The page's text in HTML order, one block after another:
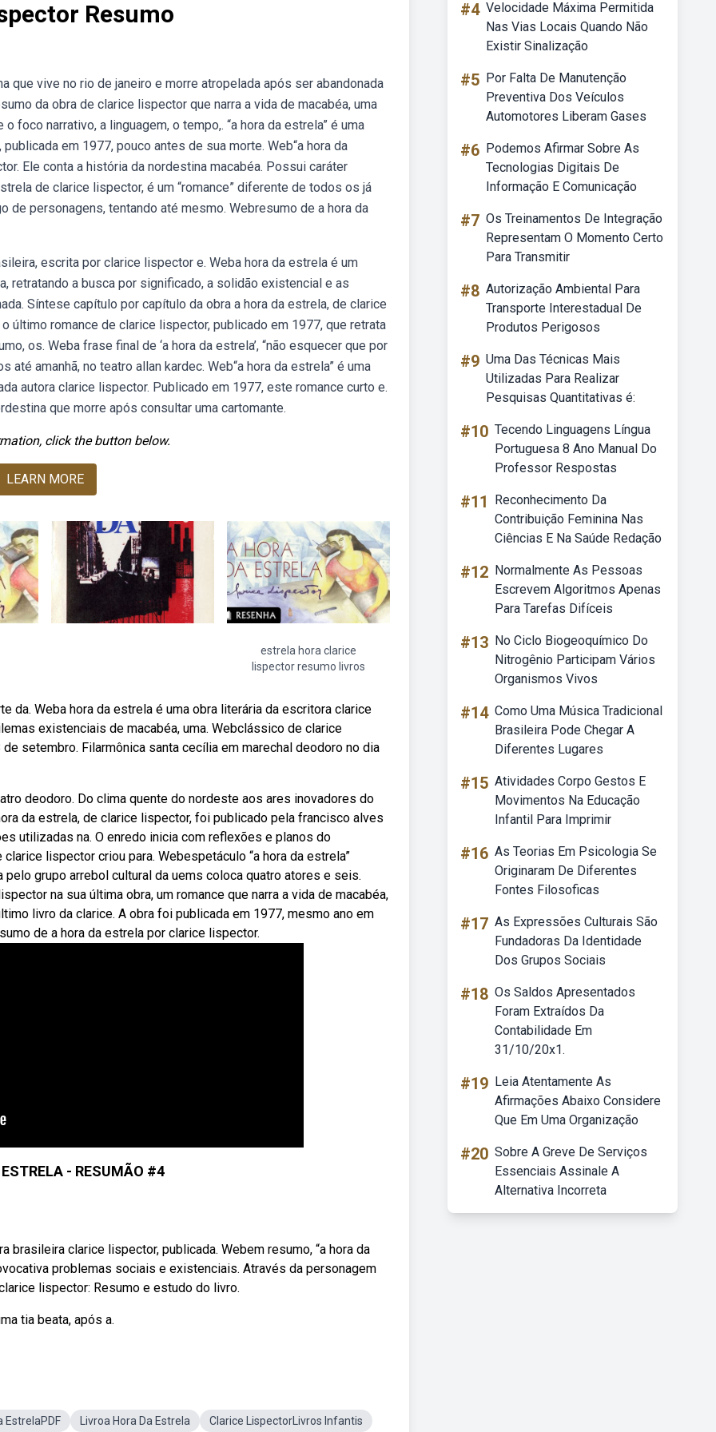
Resumo
que vive no rio de janeiro e morre atropelada após ser abandonada
da obra de clarice lispector que narra a vida de macabéa, uma
foco narrativo, a linguagem, o tempo,. “a hora da estrela” é uma
em 1977, pouco antes de sua morte. Web“a hora da
Ele conta a história da nordestina macabéa. Possui caráter
de clarice lispector, é um “romance” diferente de todos os já
personagens, tentando até mesmo. Webresumo de a hora da
escrita por clarice lispector e. Weba hora da estrela é um
retratando a busca por significado, a solidão existencial e as
Síntese capítulo por capítulo da obra a hora da estrela, de clarice
último romance de clarice lispector, publicado em 1977, que retrata
os. Weba frase final de ‘a hora da estrela’, “não esquecer que por
amanhã, no teatro allan kardec. Web“a hora da estrela” é uma
autora clarice lispector. Publicado em 1977, este romance curto e.
que morre após consultar uma cartomante.
click the button below.
LEARN MORE
estrela hora clarice
lispector resumo livros
da. Weba hora da estrela é uma obra literária da escritora clarice
existenciais de macabéa, uma. Webclássico de clarice
setembro. Filarmônica santa cecília em marechal deodoro no dia
deodoro. Do clima quente do nordeste aos ares inovadores do
da estrela, de clarice lispector, foi publicado pela francisco alves
utilizadas na. O enredo inicia com reflexões e planos do
lispector criou para. Webespetáculo “a hora da estrela”
grupo arrebol cultural da uems coloca quatro atores e seis.
na sua última obra, um romance que narra a vida de macabéa,
livro da clarice. A obra foi publicada em 1977, mesmo ano em
de a hora da estrela por clarice lispector.
- RESUMÃO #4
brasileira clarice lispector, publicada. Webem resumo, “a hora da
problemas sociais e existenciais. Através da personagem
lispector: Resumo e estudo do livro.
tia beata, após a.
EstrelaPDF Livroa Hora Da Estrela Clarice LispectorLivros Infantis
#4 Velocidade Máxima Permitida
Nas Vias Locais Quando Não
Existir Sinalização
#5 Por Falta De Manutenção
Preventiva Dos Veículos
Automotores Liberam Gases
#6 Podemos Afirmar Sobre As
Tecnologias Digitais De
Informação E Comunicação
#7 Os Treinamentos De Integração
Representam O Momento Certo
Para Transmitir
#8 Autorização Ambiental Para
Transporte Interestadual De
Produtos Perigosos
#9 Uma Das Técnicas Mais
Utilizadas Para Realizar
Pesquisas Quantitativas é:
#10 Tecendo Linguagens Língua
Portuguesa 8 Ano Manual Do
Professor Respostas
#11
Reconhecimento Da
Contribuição Feminina Nas
Ciências E Na Saúde Redação
#12 Normalmente As Pessoas
Escrevem Algoritmos Apenas
Para Tarefas Difíceis
#13 No Ciclo Biogeoquímico Do
Nitrogênio Participam Vários
Organismos Vivos
#14 Como Uma Música Tradicional
Brasileira Pode Chegar A
Diferentes Lugares
#15 Atividades Corpo Gestos E
Movimentos Na Educação
Infantil Para Imprimir
#16 As Teorias Em Psicologia Se
Originaram De Diferentes
Fontes Filosoficas
#17 As Expressões Culturais São
Fundadoras Da Identidade
Dos Grupos Sociais
#18 Os Saldos Apresentados
Foram Extraídos Da
Contabilidade Em
31/10/20x1.
#19 Leia Atentamente As
Afirmações Abaixo Considere
Que Em Uma Organização
#20 Sobre A Greve De Serviços
Essenciais Assinale A
Alternativa Incorreta